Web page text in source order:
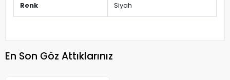
Renk Siyah
En Son Göz Attıklarınız